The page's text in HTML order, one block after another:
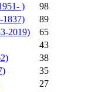
)
98
1837)
89
2019)
65
43
38
35
27